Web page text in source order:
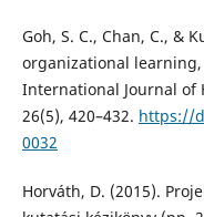
Goh, S. C., Chan, C., &
organizational
International Journal of
26(5), 420–432. https://
0032
Horváth, D. (2015).